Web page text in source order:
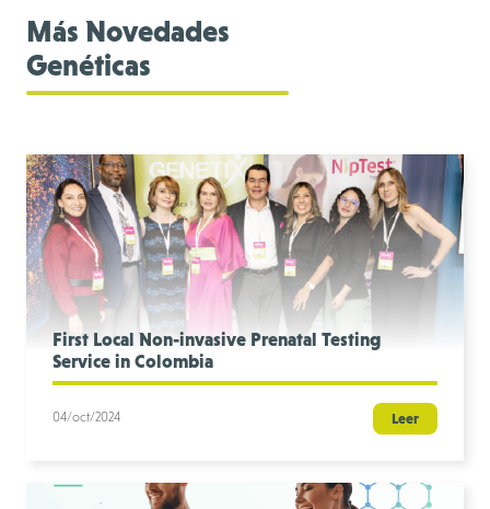
Más Novedades
Genéticas
First Local Non-invasive Prenatal Testing
Service in Colombia
04/oct/2024 Leer